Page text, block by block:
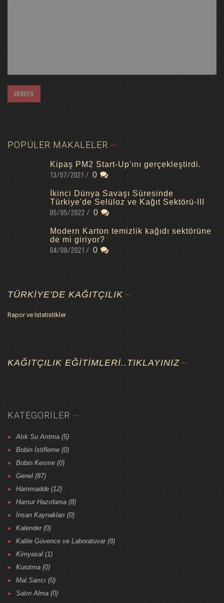
POPÜLER MAKALELER
Kipaş PM2 Start-Up'ını gerçekleştirdi.
13/07/2021
0
İkinci Dünya Savaşı Süresinde
Türkiye'de Selüloz ve Kağıt Sektörü-III
05/05/2022
0
Modern Karton temizlik kağıdı sektörüne
de mi giriyor?
04/08/2021
0
TÜRKIYE'DE KAĞITÇILIK
Rapor ve İstatistikler
KAĞITÇILIK EĞITIMLERI..TIKLAYINIZ
KATEGORILER
Atık Su Arıtma (5)
Bobin İstifleme (0)
Bobin Kesme (0)
Genel (87)
Hammadde (12)
Hamur Hazırlama (8)
İnsan Kaynakları (0)
Kalender (0)
Kalite Güvence ve Laboratuvar (8)
Kimyasal (1)
Kurutma (0)
Mal Sarıcı (0)
Satın Alma (0)